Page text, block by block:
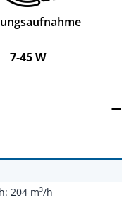
7-45 W
204 m³/h